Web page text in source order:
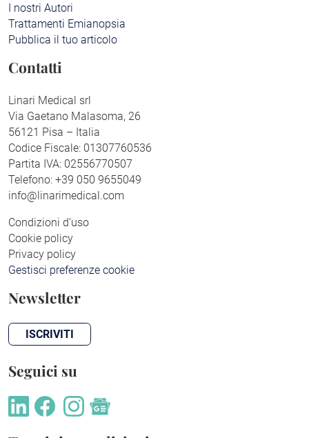
I nostri Autori
Trattamenti Emianopsia
Pubblica il tuo articolo
Contatti
Linari Medical srl
Via Gaetano Malasoma, 26
56121 Pisa – Italia
Codice Fiscale: 01307760536
Partita IVA: 02556770507
Telefono: +39 050 9655049
info@linarimedical.com
Condizioni d’uso
Cookie policy
Privacy policy
Gestisci preferenze cookie
Newsletter
ISCRIVITI
Seguici su